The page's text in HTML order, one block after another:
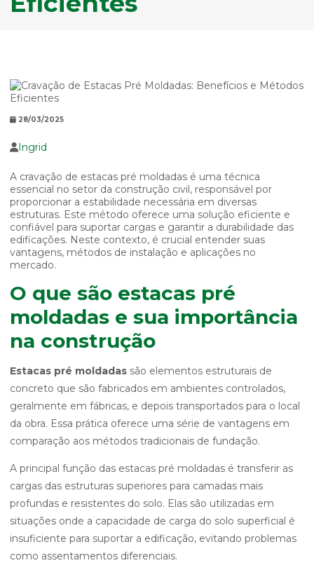
28/03/2025
Ingrid
A cravação de estacas pré moldadas é uma técnica
essencial no setor da construção civil, responsável por
proporcionar a estabilidade necessária em diversas
estruturas. Este método oferece uma solução eficiente e
confiável para suportar cargas e garantir a durabilidade das
edificações. Neste contexto, é crucial entender suas
vantagens, métodos de instalação e aplicações no
mercado.
O que são estacas pré
moldadas e sua importância
na construção
Estacas pré moldadas são elementos estruturais de
concreto que são fabricados em ambientes controlados,
geralmente em fábricas, e depois transportados para o local
da obra. Essa prática oferece uma série de vantagens em
comparação aos métodos tradicionais de fundação.
A principal função das estacas pré moldadas é transferir as
cargas das estruturas superiores para camadas mais
profundas e resistentes do solo. Elas são utilizadas em
situações onde a capacidade de carga do solo superficial é
insuficiente para suportar a edificação, evitando problemas
como assentamentos diferenciais.